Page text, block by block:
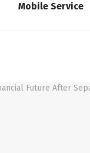
Mobile Service